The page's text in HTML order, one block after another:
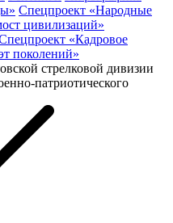
Спецпроект «Народные
цивилизаций»
«Кадровое
поколений»